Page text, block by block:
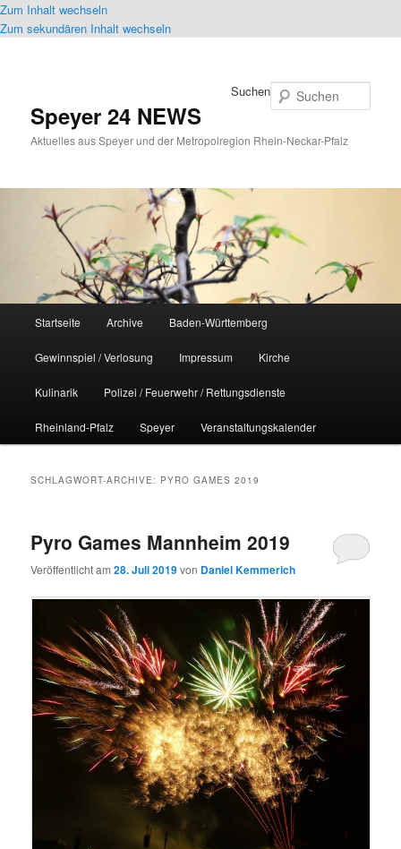
Zum Inhalt wechseln
Zum sekundären Inhalt wechseln
Speyer 24 NEWS
Aktuelles aus Speyer und der Metropolregion Rhein-Neckar-Pfalz
Suchen
Startseite Archive Baden-Württemberg
Gewinnspiel / Verlosung Impressum Kirche
Kulinarik Polizei / Feuerwehr / Rettungsdienste
Rheinland-Pfalz Speyer Veranstaltungskalender
SCHLAGWORT-ARCHIVE: PYRO GAMES 2019
Pyro Games Mannheim 2019
Veröffentlicht am28. Juli 2019von Daniel Kemmerich